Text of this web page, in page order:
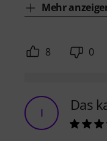
Mehr
8 0
I Das